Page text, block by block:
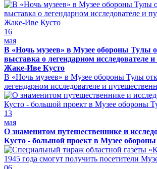
16
мая
В «Ночь музеев» в Музее обороны Тулы
выставка о легендарном исследователе
Жаке-Иве Кусто
В «Ночь музеев» в Музее обороны Тулы
легендарном исследователе и
13
мая
О знаменитом путешественнике и
Кусто - большой проект в Музее